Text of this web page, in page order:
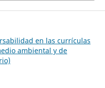
en las currículas
ambiental y de